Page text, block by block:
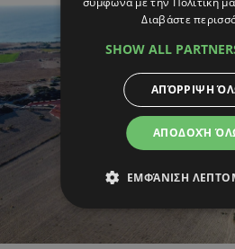
Διαβάστε
SHOW ALL
ΑΠΟΔΟΧΉ
ΑΠΌΡΡΙΨΗ
ΕΜΦΆΝΙΣΗ